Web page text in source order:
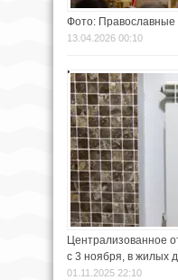
Фото: Православные
13.04.2026 00:10
Централизованное
с 3 ноября, в жилых
01.11.2025 22:10